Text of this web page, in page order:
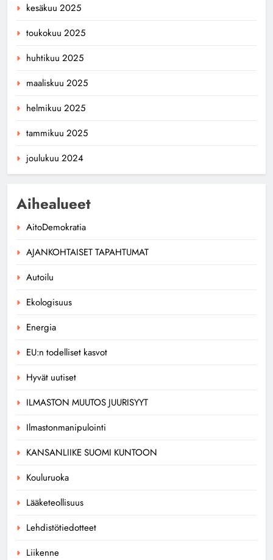
kesäkuu 2025
toukokuu 2025
huhtikuu 2025
maaliskuu 2025
helmikuu 2025
tammikuu 2025
joulukuu 2024
Aihealueet
AitoDemokratia
AJANKOHTAISET TAPAHTUMAT
Autoilu
Ekologisuus
Energia
EU:n todelliset kasvot
Hyvät uutiset
ILMASTON MUUTOS JUURISYYT
Ilmastonmanipulointi
KANSANLIIKE SUOMI KUNTOON
Kouluruoka
Lääketeollisuus
Lehdistötiedotteet
Liikenne